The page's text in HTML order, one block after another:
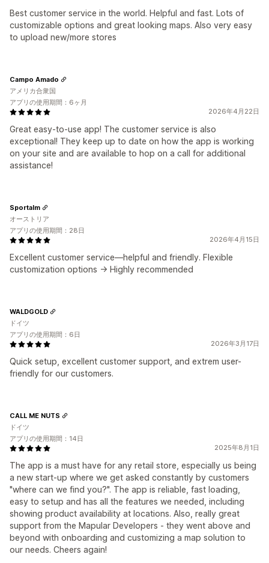
Best customer service in the world. Helpful and fast. Lots of
customizable options and great looking maps. Also very easy
to upload new/more stores
2026年4月22日
Great easy-to-use app! The customer service is also
exceptional! They keep up to date on how the app is working
on your site and are available to hop on a call for additional
assistance!
Campo Amado
アメリカ合衆国
アプリの使用期間：6ヶ月
2026年4月15日
Excellent customer service—helpful and friendly. Flexible
customization options -> Highly recommended
Sportalm
オーストリア
アプリの使用期間：28日
2026年3月17日
Quick setup, excellent customer support, and extrem user-
friendly for our customers.
WALDGOLD
ドイツ
アプリの使用期間：6日
2025年8月1日
The app is a must have for any retail store, especially us being
a new start-up where we get asked constantly by customers
"where can we find you?". The app is reliable, fast loading,
easy to setup and has all the features we needed, including
showing product availability at locations. Also, really great
support from the Mapular Developers - they went above and
beyond with onboarding and customizing a map solution to
our needs. Cheers again!
CALL ME NUTS
ドイツ
アプリの使用期間：14日